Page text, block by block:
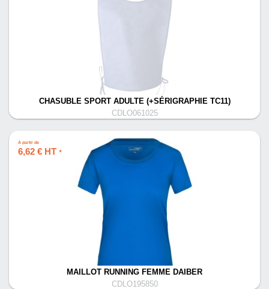
CHASUBLE SPORT ADULTE (+SÉRIGRAPHIE TC11)
CDLO061025
À partir de
6,62 € HT *
MAILLOT RUNNING FEMME DAIBER
CDLO195850